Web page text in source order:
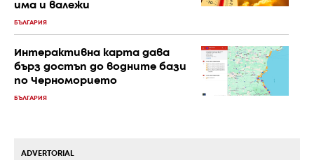
има и валежи
БЪЛГАРИЯ
Интерактивна карта дава
бърз достъп до водните бази
по Черноморието
БЪЛГАРИЯ
ADVERTORIAL